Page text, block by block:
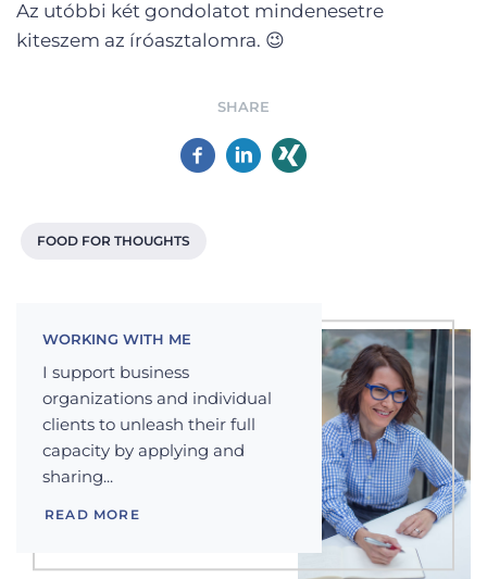
SHARE
Az utóbbi két gondolatot mindenesetre
kiteszem az íróasztalomra. 😉
FOOD FOR THOUGHTS
WORKING WITH ME
I support business
organizations and individual
clients to unleash their full
capacity by applying and
sharing...
READ MORE